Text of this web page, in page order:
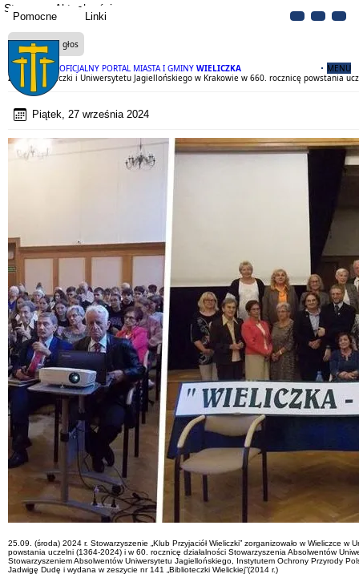
Pomocne Linki
OFICJALNY PORTAL MIASTA I GMINY WIELICZKA MENU
Strona Aktualności
Czytaj na głos
Związki Wieliczki i Uniwersytetu Jagiellońskiego w Krakowie w 660. rocznicę powstania
Piątek, 27 września 2024
25.09. (środa) 2024 r. Stowarzyszenie „Klub Przyjaciół Wieliczki” zorganizowało w Wieliczce
powstania uczelni (1364-2024) i w 60. rocznicę działalności Stowarzyszenia Absolwentów
Stowarzyszeniem Absolwentów Uniwersytetu Jagiellońskiego, Instytutem Ochrony Przyrody
Jadwigę Dudę i wydana w zeszycie nr 141 „Biblioteczki Wielickiej”(2014 r.)